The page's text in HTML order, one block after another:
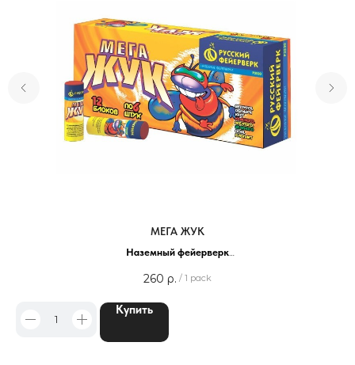
МЕГА ЖУК
Наземный фейерверк
260 р. / 1 pack
Купить